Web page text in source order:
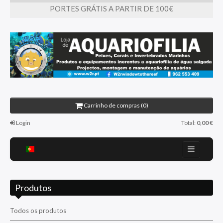
PORTES GRÁTIS A PARTIR DE 100€
Carrinho de compras (0)
Login Total: 0,00 €
Sobre nós
Promoções
Produtos
Todos os produtos